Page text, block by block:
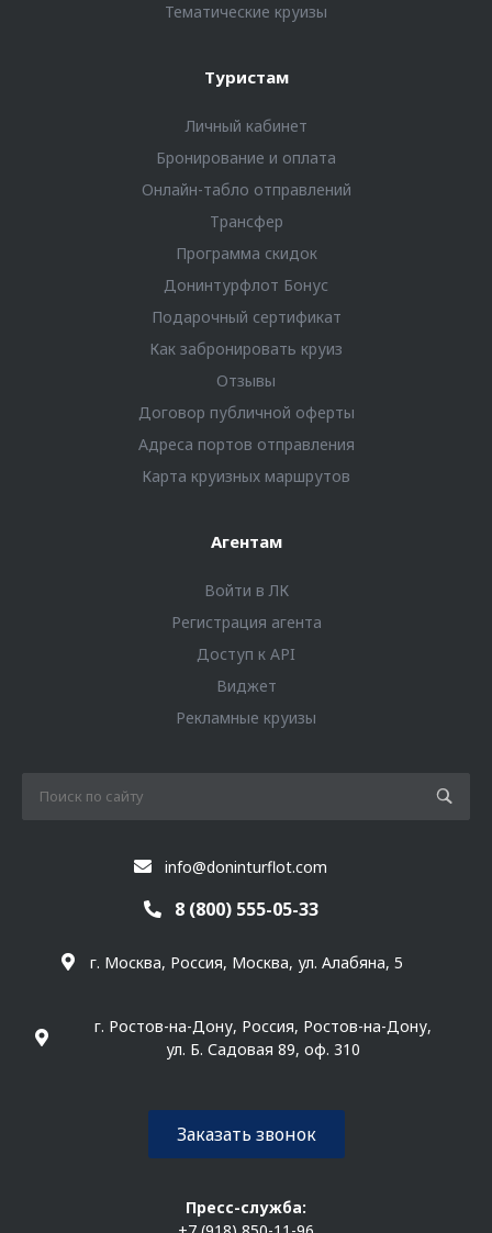
Тематические круизы
Туристам
Личный кабинет
Бронирование и оплата
Онлайн-табло отправлений
Трансфер
Программа скидок
Донинтурфлот Бонус
Подарочный сертификат
Как забронировать круиз
Отзывы
Договор публичной оферты
Адреса портов отправления
Карта круизных маршрутов
Агентам
Войти в ЛК
Регистрация агента
Доступ к API
Виджет
Рекламные круизы
info@doninturflot.com
8 (800) 555-05-33
г. Москва, Россия, Москва, ул. Алабяна, 5
г. Ростов-на-Дону, Россия, Ростов-на-Дону,
ул. Б. Садовая 89, оф. 310
Заказать звонок
Пресс-служба: